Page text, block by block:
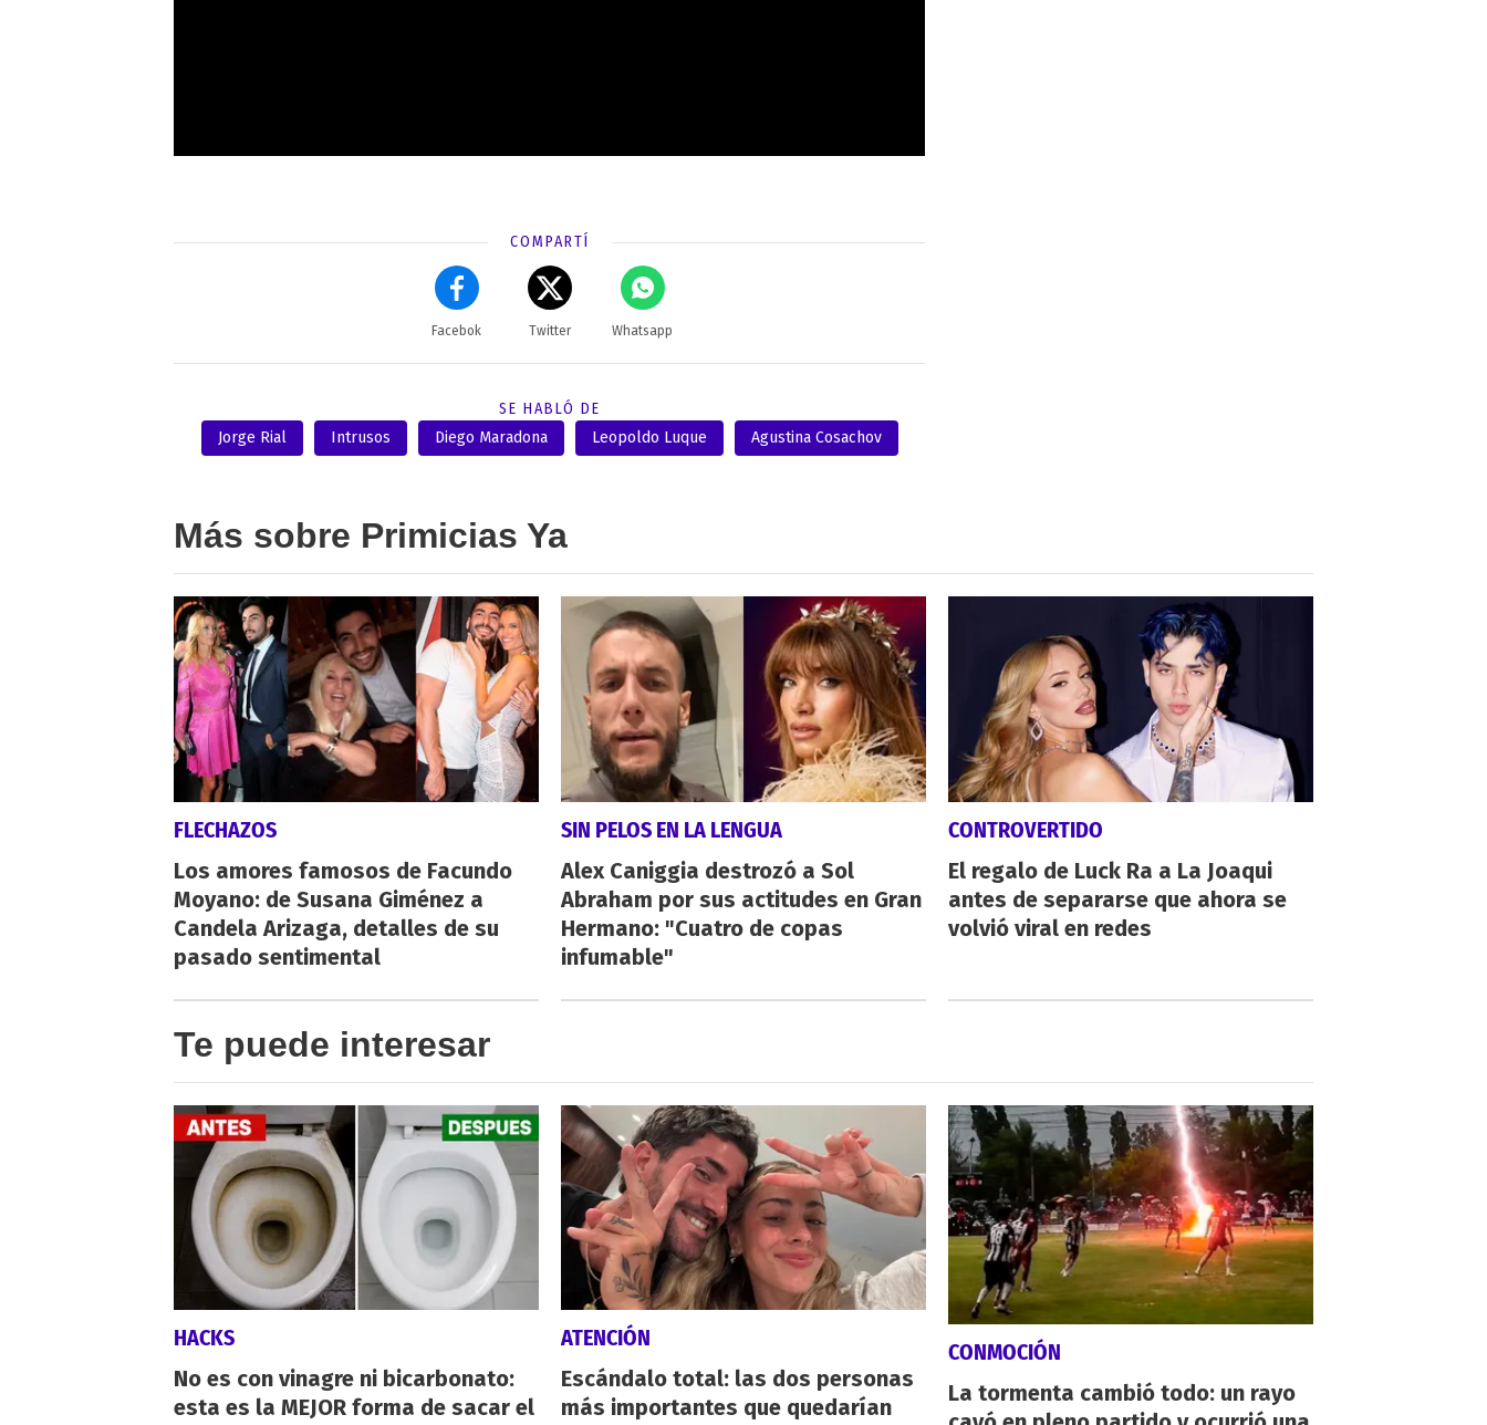
COMPARTÍ
Facebok Twitter Whatsapp
SE HABLÓ DE
Jorge Rial
Intrusos Diego Maradona Leopoldo Luque Agustina Cosachov
Más sobre Primicias Ya
FLECHAZOS
Los amores famosos de Facundo
Moyano: de Susana Giménez a
Candela Arizaga, detalles de su
pasado sentimental
SIN PELOS EN LA LENGUA
Alex Caniggia destrozó a Sol
Abraham por sus actitudes en Gran
Hermano: "Cuatro de copas
infumable"
CONTROVERTIDO
El regalo de Luck Ra a La Joaqui
antes de separarse que ahora se
volvió viral en redes
Te puede interesar
HACKS
No es con vinagre ni bicarbonato:
esta es la MEJOR forma de sacar el
ATENCIÓN
Escándalo total: las dos personas
más importantes que quedarían
CONMOCIÓN
La tormenta cambió todo: un rayo